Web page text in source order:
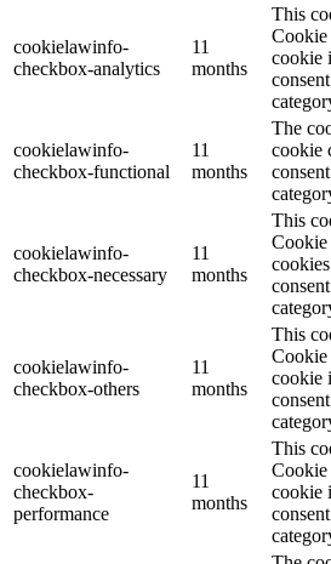
cookielawinfo-
checkbox-analytics
11
months
This
Cookie
cookie
cookielawinfo-
checkbox-functional
11
months
The
cookie
cookielawinfo-
checkbox-necessary
11
months
This
Cookie
cookielawinfo-
checkbox-others
11
months
This
Cookie
cookie
cookielawinfo-
checkbox-
performance
11
months
This
Cookie
cookie